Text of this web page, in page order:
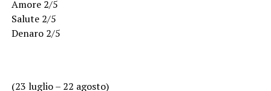
Amore 2/5
Salute 2/5
Denaro 2/5
(23 luglio – 22 agosto)